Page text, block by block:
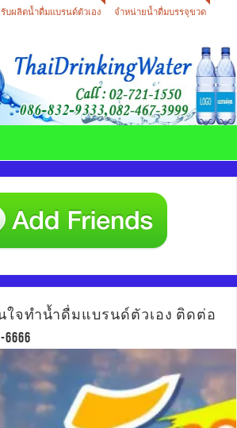
รับผลิตน้ำดื่มแบรนด์ตัวเอง
จำหน่ายน้ำดื่มบรรจุขวด
ใจทำน้ำดื่มแบรนด์ตัวเอง ติดต่อ